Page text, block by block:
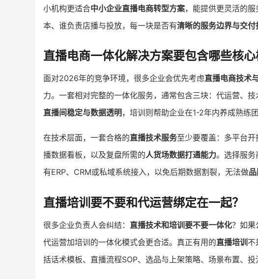
小机构更适合中小企业直播电商转型方案，能提供更灵活的
本、谁负责店播与投放，每一块是否有清晰的服务边界与交付
直播电商一体化解决方案要包含哪些核心
面对2026年的竞争环境，很多企业会优先考虑直播电商技术
力。一套相对完整的一体化服务，通常包含三块：代运营、
直播间稳定与数据透明 ，培训则帮助企业在1-2年内养成熟练
在技术层面，一套合格的直播技术服务至少要覆盖：多平台开
播数据看板，以及复盘所需的人货场数据打通能力。选择服务
有ERP、CRM或私域系统接入，以免后期数据割裂，无法做
直播培训要不要和代运营绑定在一起？
很多企业负责人会纠结： 直播技术和培训要不要一体化？如果
代运营加培训的一体化模式会更合适。真正有用的直播培训 不
括话术模板、直播流程SOP、选品与上架策略、场景布置、